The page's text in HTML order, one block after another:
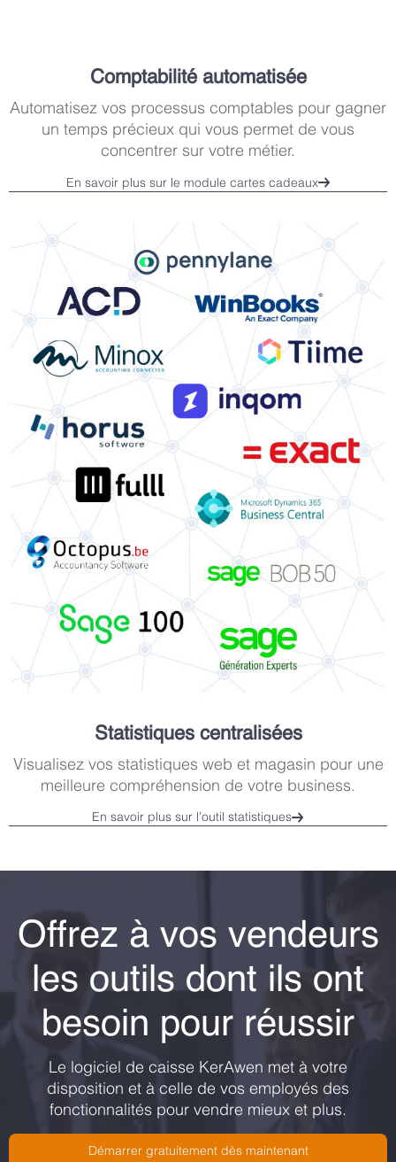
Comptabilité automatisée
Automatisez vos processus comptables pour gagner
un temps précieux qui vous permet de vous
concentrer sur votre métier.
En savoir plus sur le module cartes cadeaux
Statistiques centralisées
Visualisez vos statistiques web et magasin pour une
meilleure compréhension de votre business.
En savoir plus sur l’outil statistiques
Offrez à vos vendeurs
les outils dont ils ont
besoin pour réussir
Le logiciel de caisse KerAwen met à votre
disposition et à celle de vos employés des
fonctionnalités pour vendre mieux et plus.
Démarrer gratuitement dès maintenant